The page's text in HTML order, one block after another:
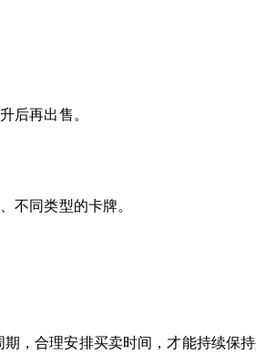
后再出售。
不同类型的卡牌。
，合理安排买卖时间，才能持续保持